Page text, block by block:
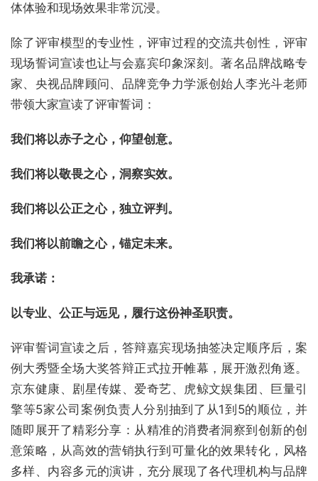
体体验和现场效果非常沉浸。
除了评审模型的专业性，评审过程的交流共创性，评审
现场誓词宣读也让与会嘉宾印象深刻。著名品牌战略专
家、央视品牌顾问、品牌竞争力学派创始人李光斗老师
带领大家宣读了评审誓词：
我们将以赤子之心，仰望创意。
我们将以敬畏之心，洞察实效。
我们将以公正之心，独立评判。
我们将以前瞻之心，锚定未来。
我承诺：
以专业、公正与远见，履行这份神圣职责。
评审誓词宣读之后，答辩嘉宾现场抽签决定顺序后，案
例大秀暨全场大奖答辩正式拉开帷幕，展开激烈角逐。
京东健康、剧星传媒、爱奇艺、虎鲸文娱集团、巨量引
擎等5家公司案例负责人分别抽到了从1到5的顺位，并
随即展开了精彩分享：从精准的消费者洞察到创新的创
意策略，从高效的营销执行到可量化的效果转化，风格
多样、内容多元的演讲，充分展现了各代理机构与品牌